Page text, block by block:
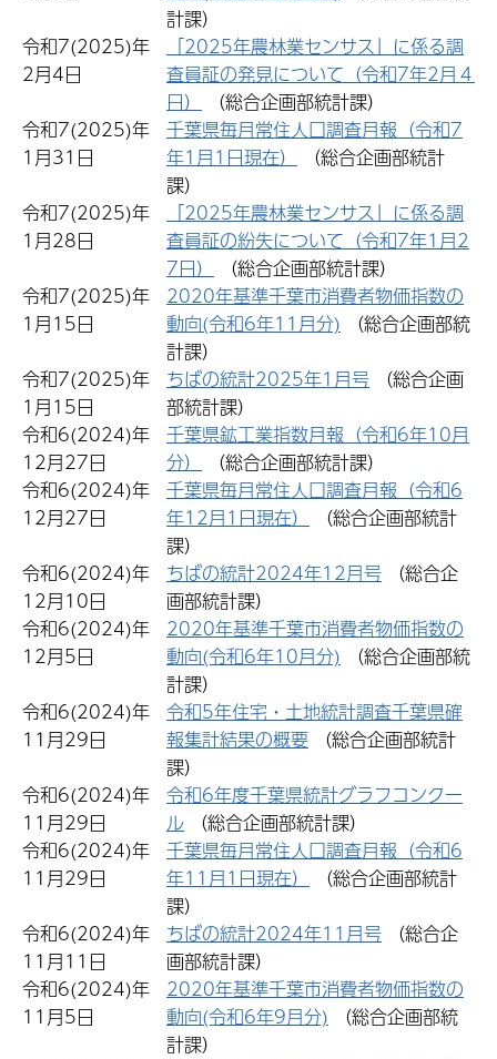
計課）
令和7(2025)年
2月4日
「2025年農林業センサス」に係る調
査員証の発見について（令和7年2月４
日）
（総合企画部統計課）
令和7(2025)年
1月31日
千葉県毎月常住人口調査月報（令和7
年1月1日現在）
課）
令和7(2025)年
1月28日
「2025年農林業センサス」に係る調
査員証の紛失について（令和7年1月2
7日）
（総合企画部統計課）
令和7(2025)年
1月15日
2020年基準千葉市消費者物価指数の
動向(令和6年11月分)
計課）
令和7(2025)年
1月15日
ちばの統計2025年1月号
部統計課）
令和6(2024)年
12月27日
千葉県鉱工業指数月報（令和6年10月
分）
（総合企画部統計課）
令和6(2024)年
12月27日
千葉県毎月常住人口調査月報（令和6
年12月1日現在）
課）
令和6(2024)年
12月10日
ちばの統計2024年12月号
画部統計課）
令和6(2024)年
12月5日
2020年基準千葉市消費者物価指数の
動向(令和6年10月分)
計課）
令和6(2024)年
11月29日
令和5年住宅・土地統計調査千葉県確
報集計結果の概要
課）
令和6(2024)年
11月29日
令和6年度千葉県統計グラフコンクー
ル
（総合企画部統計課）
令和6(2024)年
11月29日
千葉県毎月常住人口調査月報（令和6
年11月1日現在）
課）
令和6(2024)年
11月11日
ちばの統計2024年11月号
画部統計課）
令和6(2024)年
11月5日
2020年基準千葉市消費者物価指数の
動向(令和6年9月分)
計課）